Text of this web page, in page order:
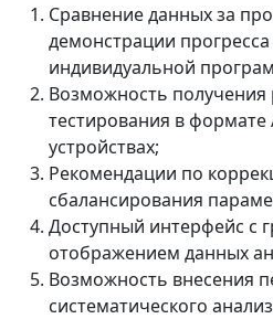
Сравнение данных за
демонстрации
индивидуальной
Возможность получения
тестирования в
устройствах;
Рекомендации по
сбалансирования
Доступный интерфейс с
отображением данных
Возможность внесения
систематического